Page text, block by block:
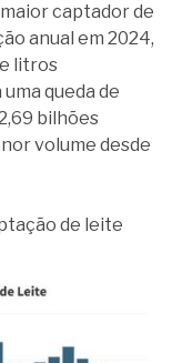
captador de
anual em 2024,
litros
queda de
bilhões
volume desde
de leite